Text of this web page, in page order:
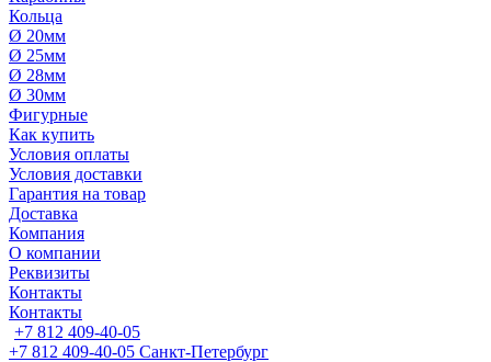
Кольца
Ø 20мм
Ø 25мм
Ø 28мм
Ø 30мм
Фигурные
Как купить
Условия оплаты
Условия доставки
Гарантия на товар
Доставка
Компания
О компании
Реквизиты
Контакты
Контакты
+7 812 409-40-05
+7 812 409-40-05 Санĸт-Петербург